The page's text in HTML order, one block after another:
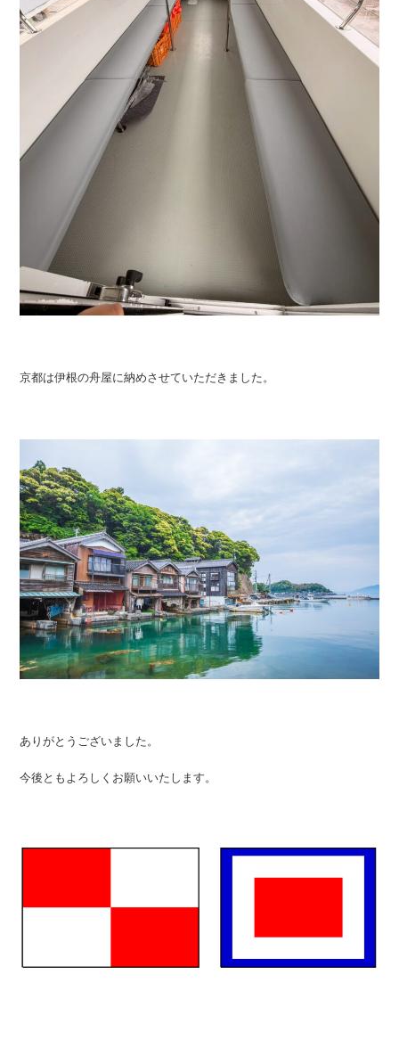
京都は伊根の舟屋に納めさせていただきました。
ありがとうございました。
今後ともよろしくお願いいたします。